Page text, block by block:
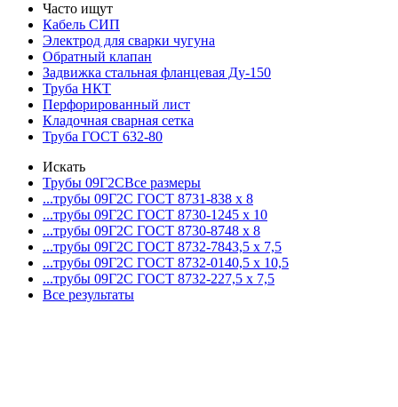
Часто ищут
Кабель СИП
Электрод для сварки чугуна
Обратный клапан
Задвижка стальная фланцевая Ду-150
Труба НКТ
Перфорированный лист
Кладочная сварная сетка
Труба ГОСТ 632-80
Искать
Трубы 09Г2СВсе размеры
...трубы 09Г2С ГОСТ 8731-838 x 8
...трубы 09Г2С ГОСТ 8730-1245 x 10
...трубы 09Г2С ГОСТ 8730-8748 x 8
...трубы 09Г2С ГОСТ 8732-7843,5 x 7,5
...трубы 09Г2С ГОСТ 8732-0140,5 x 10,5
...трубы 09Г2С ГОСТ 8732-227,5 x 7,5
Все результаты